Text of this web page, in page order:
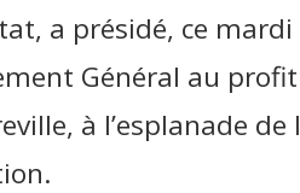
a présidé, ce
Général au
à l’esplanade de